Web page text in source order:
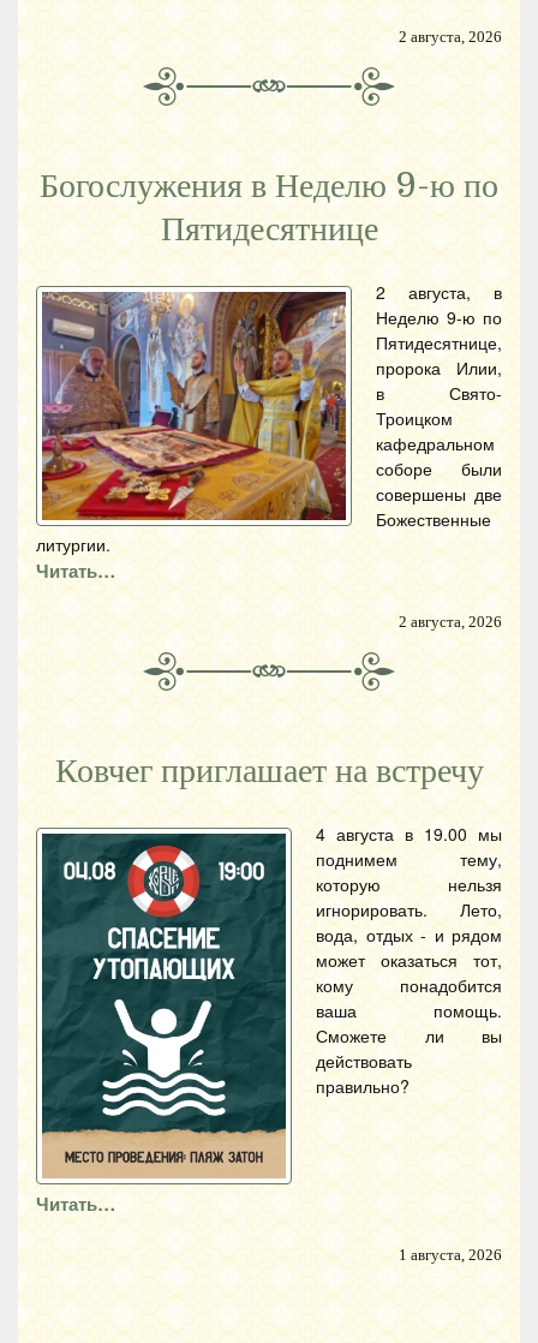
2 августа, 2026
Богослужения в Неделю 9-ю по
Пятидесятнице
2 августа, в
Неделю 9-ю по
Пятидесятнице,
пророка Илии,
в Свято-
Троицком
кафедральном
соборе были
совершены две
Божественные
литургии.
Читать…
2 августа, 2026
Ковчег приглашает на встречу
4 августа в 19.00 мы
поднимем тему,
которую нельзя
игнорировать. Лето,
вода, отдых - и рядом
может оказаться тот,
кому понадобится
ваша помощь.
Сможете ли вы
действовать
правильно?
Читать…
1 августа, 2026